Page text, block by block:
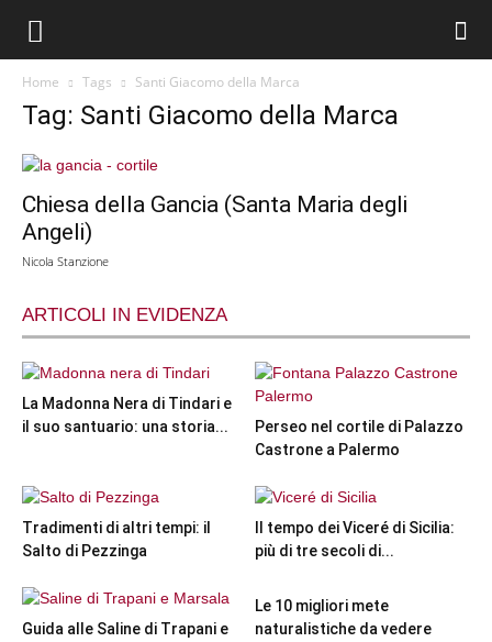
Home Tags Santi Giacomo della Marca
Tag: Santi Giacomo della Marca
Chiesa della Gancia (Santa Maria degli
Angeli)
Nicola Stanzione
ARTICOLI IN EVIDENZA
La Madonna Nera di Tindari e
il suo santuario: una storia...
Perseo nel cortile di Palazzo
Castrone a Palermo
Tradimenti di altri tempi: il
Salto di Pezzinga
Il tempo dei Viceré di Sicilia:
più di tre secoli di...
Guida alle Saline di Trapani e
Le 10 migliori mete
naturalistiche da vedere